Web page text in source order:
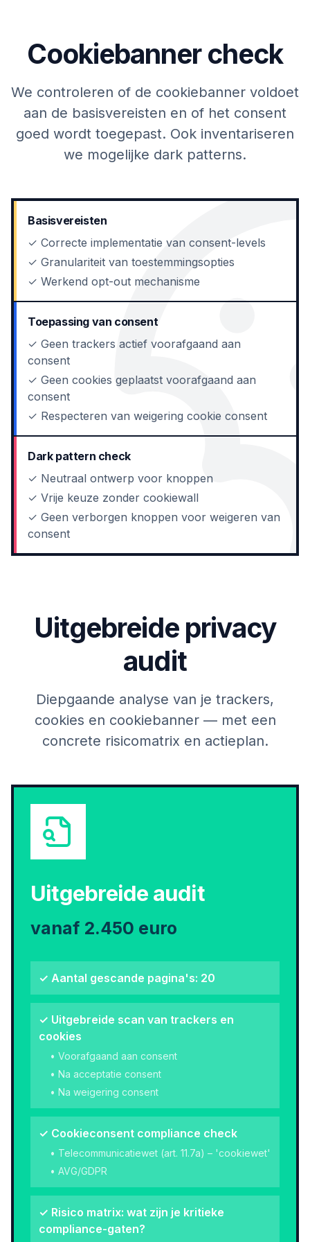
Cookiebanner check
We controleren of de cookiebanner voldoet
aan de basisvereisten en of het consent
goed wordt toegepast. Ook inventariseren
we mogelijke dark patterns.
Basisvereisten
✓ Correcte implementatie van consent-levels
✓ Granulariteit van toestemmingsopties
✓ Werkend opt-out mechanisme
Toepassing van consent
✓ Geen trackers actief voorafgaand aan
consent
✓ Geen cookies geplaatst voorafgaand aan
consent
✓ Respecteren van weigering cookie consent
Dark pattern check
✓ Neutraal ontwerp voor knoppen
✓ Vrije keuze zonder cookiewall
✓ Geen verborgen knoppen voor weigeren van
consent
Uitgebreide privacy
audit
Diepgaande analyse van je trackers,
cookies en cookiebanner — met een
concrete risicomatrix en actieplan.
Uitgebreide audit
vanaf 2.450 euro
✓ Aantal gescande pagina's: 20
✓ Uitgebreide scan van trackers en
cookies
• Voorafgaand aan consent
• Na acceptatie consent
• Na weigering consent
✓ Cookieconsent compliance check
• Telecommunicatiewet (art. 11.7a) – 'cookiewet'
• AVG/GDPR
✓ Risico matrix: wat zijn je kritieke
compliance-gaten?